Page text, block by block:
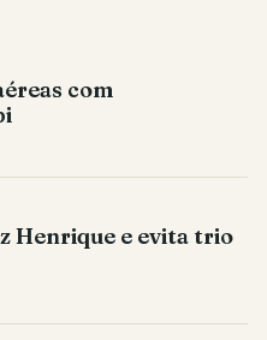
com
Henrique e evita trio